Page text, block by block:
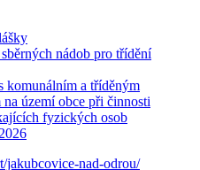
nádob pro třídění
komunálním a tříděným
území obce při činnosti
fyzických osob
jakubcovice-nad-odrou/